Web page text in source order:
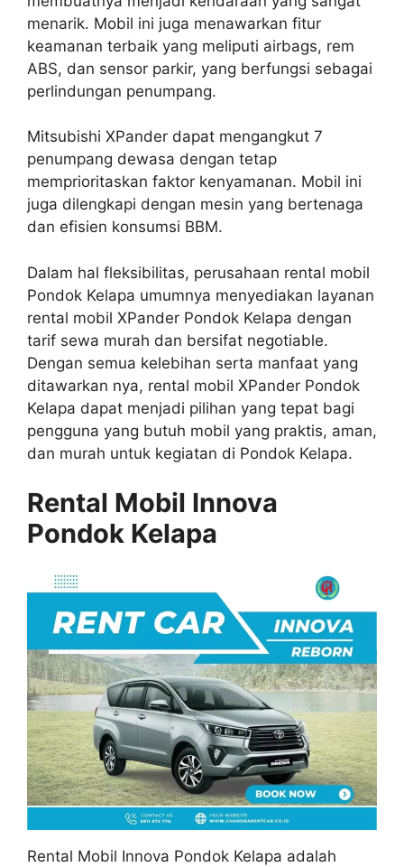
menarik. Mobil ini juga menawarkan fitur
keamanan terbaik yang meliputi airbags, rem
ABS, dan sensor parkir, yang berfungsi sebagai
perlindungan penumpang.
Mitsubishi XPander dapat mengangkut 7
penumpang dewasa dengan tetap
memprioritaskan faktor kenyamanan. Mobil ini
juga dilengkapi dengan mesin yang bertenaga
dan efisien konsumsi BBM.
Dalam hal fleksibilitas, perusahaan rental mobil
Pondok Kelapa umumnya menyediakan layanan
rental mobil XPander Pondok Kelapa dengan
tarif sewa murah dan bersifat negotiable.
Dengan semua kelebihan serta manfaat yang
ditawarkan nya, rental mobil XPander Pondok
Kelapa dapat menjadi pilihan yang tepat bagi
pengguna yang butuh mobil yang praktis, aman,
dan murah untuk kegiatan di Pondok Kelapa.
Rental Mobil Innova
Pondok Kelapa
Rental Mobil Innova Pondok Kelapa adalah